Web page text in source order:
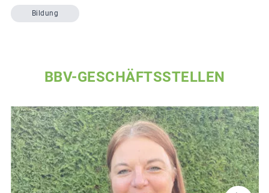
Bildung
BBV-GESCHÄFTSSTELLEN